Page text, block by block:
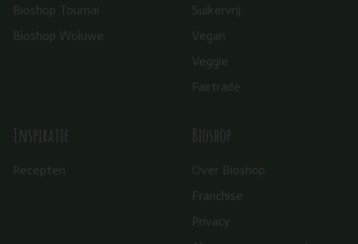
Bioshop Tournai
Bioshop Woluwe
Suikervrij
Vegan
Veggie
Fairtrade
Inspiratie
Recepten
Bioshop
Over Bioshop
Franchise
Privacy